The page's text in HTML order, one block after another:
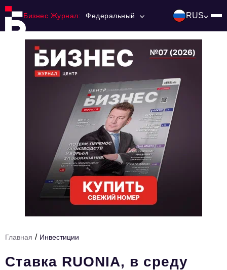
Бизнес Журнал: Федеральный RUS
Ниши и рынки
Технологии и тренды
HR
Главная / Инвестиции
Ставка RUONIA, в среду